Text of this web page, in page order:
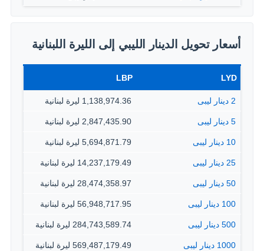
أسعار تحويل الدينار الليبي إلى الليرة اللبنانية
LYD
LBP
2 دينار ليبى 1,138,974.36 ليرة لبنانية
5 دينار ليبى 2,847,435.90 ليرة لبنانية
10 دينار ليبى 5,694,871.79 ليرة لبنانية
25 دينار ليبى 14,237,179.49 ليرة لبنانية
50 دينار ليبى 28,474,358.97 ليرة لبنانية
100 دينار ليبى 56,948,717.95 ليرة لبنانية
500 دينار ليبى 284,743,589.74 ليرة لبنانية
1000 دينار ليبى 569,487,179.49 ليرة لبنانية